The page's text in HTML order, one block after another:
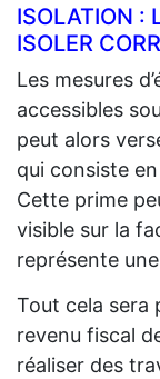
ISOLATION :
ISOLER
Les mesures
accessibles
peut alors
qui consiste
Cette prime
visible sur la
représente
Tout cela sera
revenu fiscal
réaliser des